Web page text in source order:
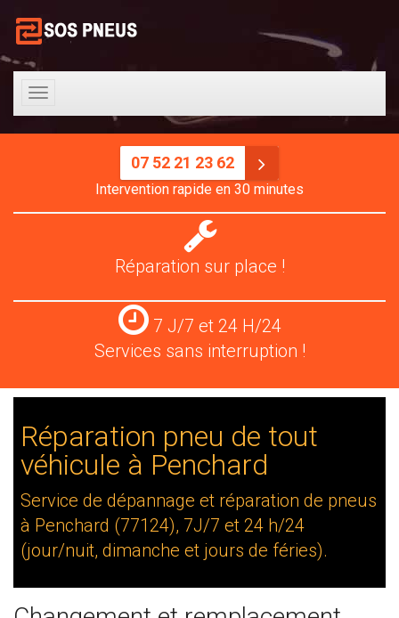
Toggle
navigation
07 52 21 23 62
Intervention rapide en 30 minutes
Réparation
pneus
Réparation sur place !
Services
24
H/24
7 J/7 et 24 H/24
Services sans interruption !
Réparation pneu de tout
véhicule à Penchard
Service de dépannage et réparation de pneus
à Penchard (77124), 7J/7 et 24 h/24
(jour/nuit, dimanche et jours de féries).